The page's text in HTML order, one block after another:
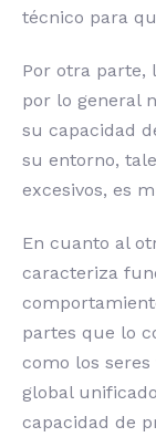
técnico para
Por otra parte,
por lo general
su capacidad
su entorno,
excesivos, es
En cuanto al
caracteriza
partes que lo
como los
global
capacidad de